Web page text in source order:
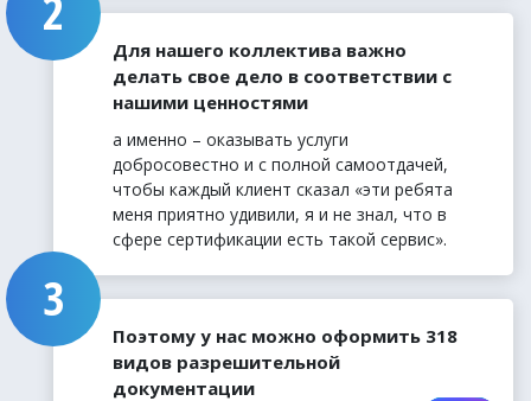
Для нашего коллектива важно
делать свое дело в соответствии с
нашими ценностями
а именно – оказывать услуги
добросовестно и с полной самоотдачей,
чтобы каждый клиент сказал «эти ребята
меня приятно удивили, я и не знал, что в
сфере сертификации есть такой сервис».
Поэтому у нас можно оформить 318
видов разрешительной
документации